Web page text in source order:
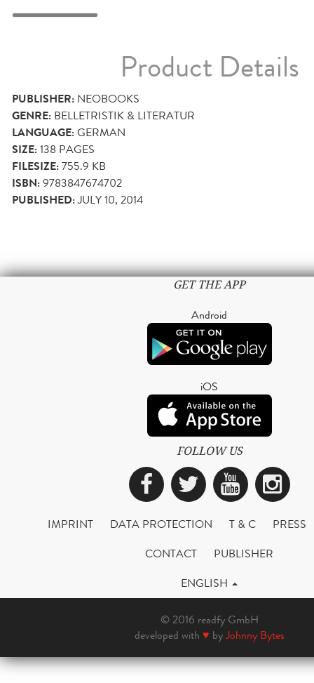
Product Details
PUBLISHER: NEOBOOKS
GENRE: BELLETRISTIK & LITERATUR
LANGUAGE:GERMAN
SIZE:138 PAGES
FILESIZE:755.9 KB
ISBN:9783847674702
PUBLISHED:JULY 10, 2014
GET THE APP
Android
iOS
FOLLOW US
Facebook
Twitter
IMPRINT DATA PROTECTION T & C
PRESS
CONTACT
PUBLISHER
ENGLISH
© 2016 readfy GmbH
developed with ♥ byJohnny Bytes